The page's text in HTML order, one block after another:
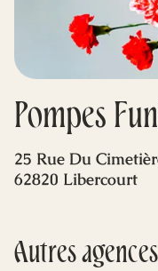
Livraison de
Blog
Pompes
25 Rue Du
62820 Libercourt
Autres